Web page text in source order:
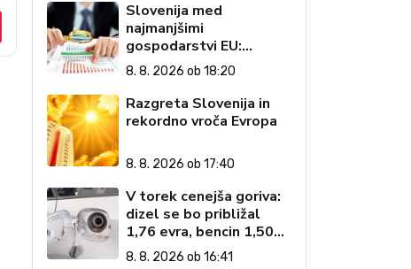
Slovenija med
najmanjšimi
gospodarstvi EU:
Golobova vlada pustila
visoke račune državi
8. 8. 2026 ob 18:20
Razgreta Slovenija in
rekordno vroča Evropa
8. 8. 2026 ob 17:40
V torek cenejša goriva:
dizel se bo približal
1,76 evra, bencin 1,50
evra
8. 8. 2026 ob 16:41